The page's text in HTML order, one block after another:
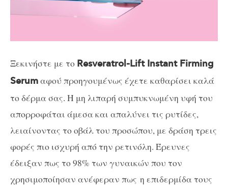
Ξεκινήστε με το Resveratrol-Lift Instant Firming
Serumαφού προηγουμένως έχετε καθαρίσει καλά
το δέρμα σας. Η μη λιπαρή συμπυκνωμένη υφή του
απορροφάται άμεσα και απαλύνει τις ρυτίδες,
λειαίνοντας το οβάλ του προσώπου, με δράση τρεις
φορές πιο ισχυρή από την ρετινόλη. Έρευνες
έδειξαν πως το 98% των γυναικών που τον
χρησιμοποίησαν ανέφεραν πως η επιδερμίδα τους